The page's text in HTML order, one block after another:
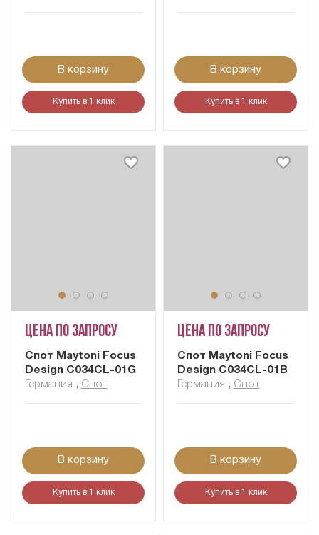
В корзину
Купить в 1 клик
В корзину
Купить в 1 клик
Цена по запросу
Спот Maytoni Focus
Design C034CL-01G
Германия , Спот
В корзину
Купить в 1 клик
Цена по запросу
Спот Maytoni Focus
Design C034CL-01B
Германия , Спот
В корзину
Купить в 1 клик